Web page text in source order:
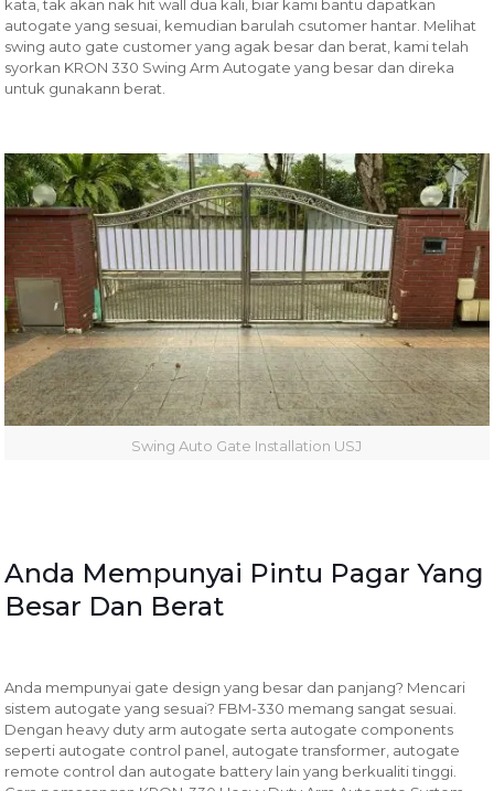
kata, tak akan nak hit wall dua kali, biar kami bantu dapatkan
autogate yang sesuai, kemudian barulah csutomer hantar. Melihat
swing auto gate customer yang agak besar dan berat, kami telah
syorkan KRON 330 Swing Arm Autogate yang besar dan direka
untuk gunakann berat.
Swing Auto Gate Installation USJ
Anda Mempunyai Pintu Pagar Yang
Besar Dan Berat
Anda mempunyai gate design yang besar dan panjang? Mencari
sistem autogate yang sesuai? FBM-330 memang sangat sesuai.
Dengan heavy duty arm autogate serta autogate components
seperti autogate control panel, autogate transformer, autogate
remote control dan autogate battery lain yang berkualiti tinggi.